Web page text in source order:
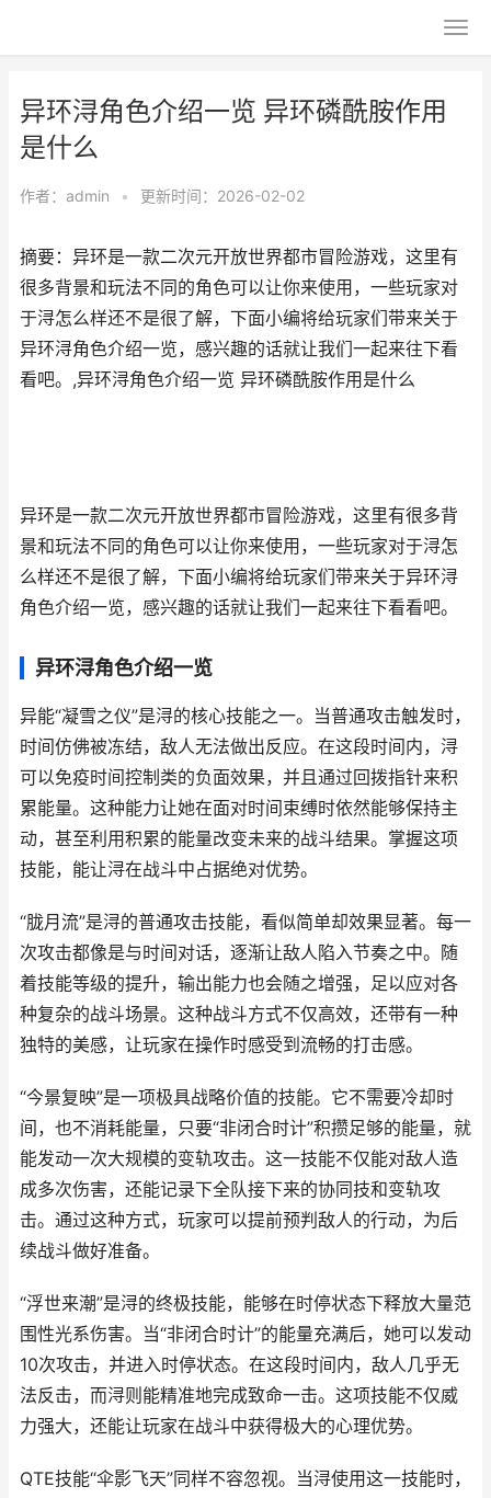
异环浔角色介绍一览 异环磷酰胺作用
是什么
作者： admin • 更新时间：2026-02-02
摘要：异环是一款二次元开放世界都市冒险游戏，这里有
很多背景和玩法不同的角色可以让你来使用，一些玩家对
于浔怎么样还不是很了解，下面小编将给玩家们带来关于
异环浔角色介绍一览，感兴趣的话就让我们一起来往下看
看吧。,异环浔角色介绍一览 异环磷酰胺作用是什么
异环是一款二次元开放世界都市冒险游戏，这里有很多背
景和玩法不同的角色可以让你来使用，一些玩家对于浔怎
么样还不是很了解，下面小编将给玩家们带来关于异环浔
角色介绍一览，感兴趣的话就让我们一起来往下看看吧。
异环浔角色介绍一览
异能“凝雪之仪”是浔的核心技能之一。当普通攻击触发时，
时间仿佛被冻结，敌人无法做出反应。在这段时间内，浔
可以免疫时间控制类的负面效果，并且通过回拨指针来积
累能量。这种能力让她在面对时间束缚时依然能够保持主
动，甚至利用积累的能量改变未来的战斗结果。掌握这项
技能，能让浔在战斗中占据绝对优势。
“胧月流”是浔的普通攻击技能，看似简单却效果显著。每一
次攻击都像是与时间对话，逐渐让敌人陷入节奏之中。随
着技能等级的提升，输出能力也会随之增强，足以应对各
种复杂的战斗场景。这种战斗方式不仅高效，还带有一种
独特的美感，让玩家在操作时感受到流畅的打击感。
“今景复映”是一项极具战略价值的技能。它不需要冷却时
间，也不消耗能量，只要“非闭合时计”积攒足够的能量，就
能发动一次大规模的变轨攻击。这一技能不仅能对敌人造
成多次伤害，还能记录下全队接下来的协同技和变轨攻
击。通过这种方式，玩家可以提前预判敌人的行动，为后
续战斗做好准备。
“浮世来潮”是浔的终极技能，能够在时停状态下释放大量范
围性光系伤害。当“非闭合时计”的能量充满后，她可以发动
10次攻击，并进入时停状态。在这段时间内，敌人几乎无
法反击，而浔则能精准地完成致命一击。这项技能不仅威
力强大，还能让玩家在战斗中获得极大的心理优势。
QTE技能“伞影飞天”同样不容忽视。当浔使用这一技能时，